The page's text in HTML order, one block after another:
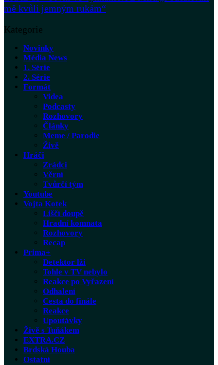
mě kvůli jemným rukám“
Kategorie
Novinky
Média News
1. Série
2. Série
Formát
Videa
Podcasty
Rozhovory
Články
Meme / Parodie
Živě
Hráči
Zrádci
Věrní
Tvůrčí tým
Youtube
Vojta Kotek
Liščí doupě
Hradní komnata
Rozhovory
Recap
Prima+
Detektor lži
Tohle v TV nebylo
Reakce po Vyřazení
Odhalení
Cesta do finále
Reakce
Upoutávky
Živě s Tuňákem
EXTRA.CZ
Brdská Houba
Ostatní